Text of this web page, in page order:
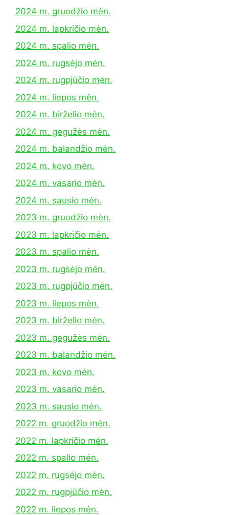
2024 m. gruodžio mėn.
2024 m. lapkričio mėn.
2024 m. spalio mėn.
2024 m. rugsėjo mėn.
2024 m. rugpjūčio mėn.
2024 m. liepos mėn.
2024 m. birželio mėn.
2024 m. gegužės mėn.
2024 m. balandžio mėn.
2024 m. kovo mėn.
2024 m. vasario mėn.
2024 m. sausio mėn.
2023 m. gruodžio mėn.
2023 m. lapkričio mėn.
2023 m. spalio mėn.
2023 m. rugsėjo mėn.
2023 m. rugpjūčio mėn.
2023 m. liepos mėn.
2023 m. birželio mėn.
2023 m. gegužės mėn.
2023 m. balandžio mėn.
2023 m. kovo mėn.
2023 m. vasario mėn.
2023 m. sausio mėn.
2022 m. gruodžio mėn.
2022 m. lapkričio mėn.
2022 m. spalio mėn.
2022 m. rugsėjo mėn.
2022 m. rugpjūčio mėn.
2022 m. liepos mėn.